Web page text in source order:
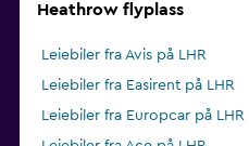
Heathrow flyplass
Leiebiler fra Avis på LHR
Leiebiler fra Easirent på LHR
Leiebiler fra Europcar på LHR